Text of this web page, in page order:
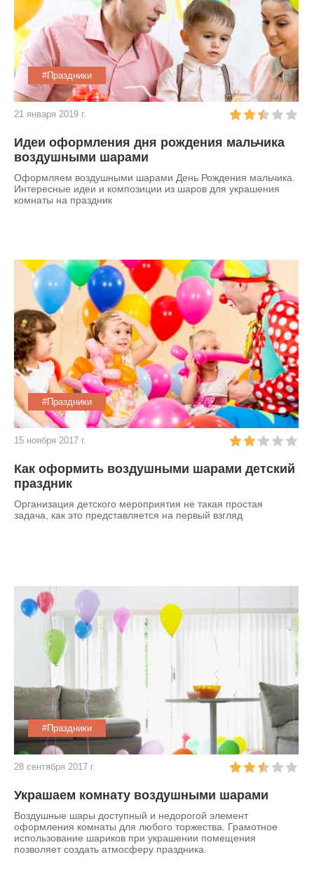
#Праздники
21 января 2019 г.
Идеи оформления дня рождения мальчика
воздушными шарами
Оформляем воздушными шарами День Рождения мальчика.
Интересные идеи и композиции из шаров для украшения
комнаты на праздник
#Праздники
15 ноября 2017 г.
Как оформить воздушными шарами детский
праздник
Организация детского мероприятия не такая простая
задача, как это представляется на первый взгляд
#Праздники
28 сентября 2017 г.
Украшаем комнату воздушными шарами
Воздушные шары доступный и недорогой элемент
оформления комнаты для любого торжества. Грамотное
использование шариков при украшении помещения
позволяет создать атмосферу праздника.